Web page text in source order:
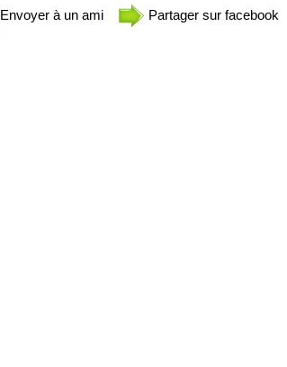
Envoyer à un ami Partager sur facebook